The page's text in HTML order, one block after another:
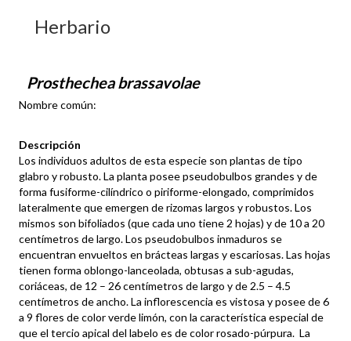
Herbario
Prosthechea brassavolae
Nombre común:
Descripción
Los individuos adultos de esta especie son plantas de tipo
glabro y robusto. La planta posee pseudobulbos grandes y de
forma fusiforme-cilíndrico o piriforme-elongado, comprimidos
lateralmente que emergen de rizomas largos y robustos. Los
mismos son bifoliados (que cada uno tiene 2 hojas) y de 10 a 20
centímetros de largo. Los pseudobulbos inmaduros se
encuentran envueltos en brácteas largas y escariosas. Las hojas
tienen forma oblongo-lanceolada, obtusas a sub-agudas,
coriáceas, de 12 – 26 centímetros de largo y de 2.5 – 4.5
centímetros de ancho. La inflorescencia es vistosa y posee de 6
a 9 flores de color verde limón, con la característica especial de
que el tercio apical del labelo es de color rosado-púrpura. La